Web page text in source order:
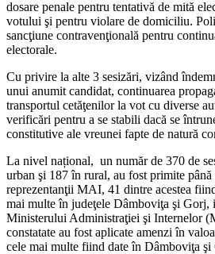
dosare penale pentru tentativă de mită
votului şi pentru violare de domiciliu.
sancţiune contravenţională pentru
electorale.
Cu privire la alte 3 sesizări, vizând
unui anumit candidat, continuarea
transportul cetăţenilor la vot cu diverse
verificări pentru a se stabili dacă se
constitutive ale vreunei fapte de natură
La nivel național, un număr de 370 de
urban şi 187 în rural, au fost primite
reprezentanţii MAI, 41 dintre acestea
mai multe în judeţele Dâmboviţa şi
Ministerului Administraţiei şi Internelor
constatate au fost aplicate amenzi în
cele mai multe fiind date în Dâmboviţa şi